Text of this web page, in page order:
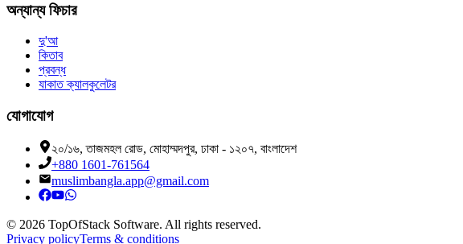
অন্যান্য ফিচার
দু'আ
কিতাব
প্রবন্ধ
যাকাত ক্যালকুলেটর
যোগাযোগ
২০/১৬, তাজমহল রোড, মোহাম্মদপুর, ঢাকা - ১২০৭, বাংলাদেশ
+880 1601-761564
muslimbangla.app@gmail.com
© 2026 TopOfStack Software. All rights reserved.
Privacy policyTerms & conditions